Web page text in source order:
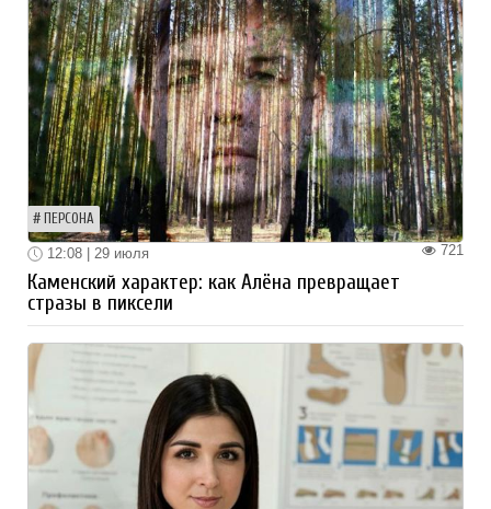
ПЕРСОНА
721
12:08 | 29 июля
Каменский характер: как Алёна превращает
стразы в пиксели